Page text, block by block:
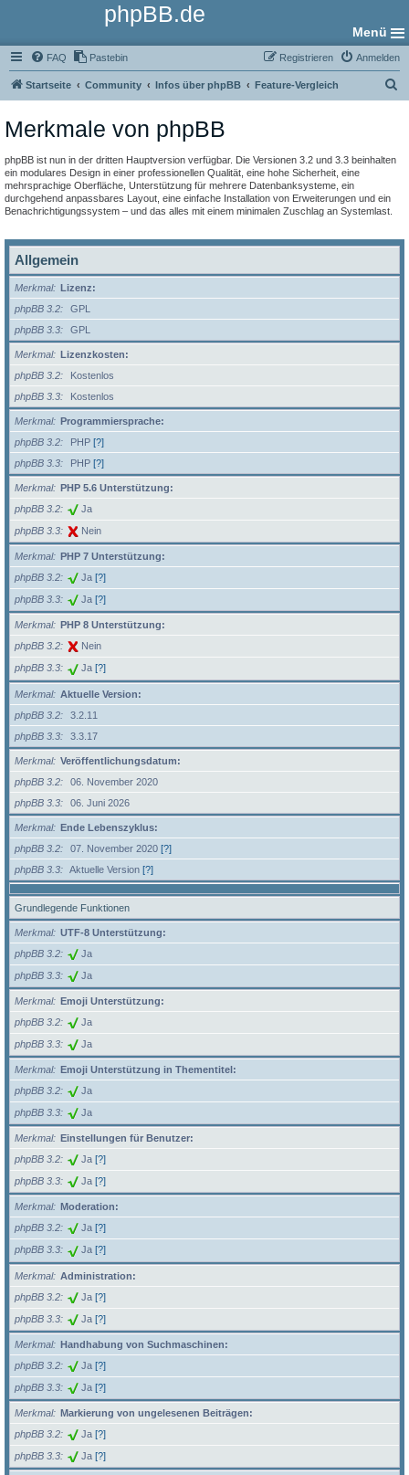
phpBB.de
Menü
FAQ Pastebin Anmelden
Registrieren
Startseite Community Infos über phpBB Feature-Vergleich
Merkmale von phpBB
phpBB ist nun in der dritten Hauptversion verfügbar. Die Versionen 3.2 und 3.3 beinhalten
ein modulares Design in einer professionellen Qualität, eine hohe Sicherheit, eine
mehrsprachige Oberfläche, Unterstützung für mehrere Datenbanksysteme, ein
durchgehend anpassbares Layout, eine einfache Installation von Erweiterungen und ein
Benachrichtigungssystem – und das alles mit einem minimalen Zuschlag an Systemlast.
Allgemein
Merkmal
Lizenz:
phpBB 3.2
GPL
phpBB 3.3
GPL
Merkmal
Lizenzkosten:
phpBB 3.2
Kostenlos
phpBB 3.3
Kostenlos
Merkmal
Programmiersprache:
phpBB 3.2
PHP [?]
phpBB 3.3
PHP [?]
Merkmal
PHP 5.6 Unterstützung:
phpBB 3.2
Ja
phpBB 3.3 Nein
Merkmal
PHP 7 Unterstützung:
phpBB 3.2
Ja [?]
phpBB 3.3 Ja [?]
Merkmal
PHP 8 Unterstützung:
phpBB 3.2
Nein
phpBB 3.3 Ja [?]
Merkmal
Aktuelle Version:
phpBB 3.2
3.2.11
phpBB 3.3
3.3.17
Merkmal
Veröffentlichungsdatum:
phpBB 3.2
06. November 2020
phpBB 3.3
06. Juni 2026
Merkmal
Ende Lebenszyklus:
phpBB 3.2
07. November 2020 [?]
phpBB 3.3
Aktuelle Version [?]
Grundlegende Funktionen
Merkmal
UTF-8 Unterstützung:
phpBB 3.2
Ja
phpBB 3.3 Ja
Merkmal
Emoji Unterstützung:
phpBB 3.2
Ja
phpBB 3.3 Ja
Merkmal
Emoji Unterstützung in Thementitel:
phpBB 3.2
Ja
phpBB 3.3 Ja
Merkmal
Einstellungen für Benutzer:
phpBB 3.2
Ja [?]
phpBB 3.3 Ja [?]
Merkmal
Moderation:
phpBB 3.2
Ja [?]
phpBB 3.3 Ja [?]
Merkmal
Administration:
phpBB 3.2
Ja [?]
phpBB 3.3 Ja [?]
Merkmal
Handhabung von Suchmaschinen:
phpBB 3.2
Ja [?]
phpBB 3.3 Ja [?]
Merkmal
Markierung von ungelesenen Beiträgen:
phpBB 3.2
Ja [?]
phpBB 3.3 Ja [?]